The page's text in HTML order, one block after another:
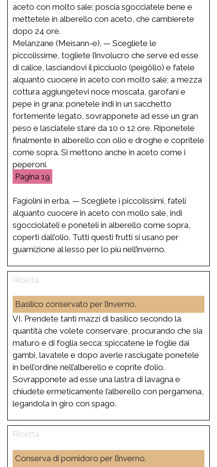
aceto con molto sale; poscia sgocciatele bene e
mettetele in alberello con aceto, che cambierete
dopo 24 ore.
Melanzane (Meìsann-e). — Scegliete le
piccolissime, togliete l’involucro che serve ed esse
di calice, lasciandovi il picciuolo (peìgôllo) e fatele
alquanto cuocere in aceto con molto sale; a mezza
cottura aggiungetevi noce moscata, garofani e
pepe in grana; ponetele indi in un sacchetto
fortemente legato, sovrapponete ad esse un gran
peso e lasciatele stare da 10 o 12 ore. Riponetele
finalmente in alberello con olio e droghe e copritele
come sopra. Si mettono anche in aceto come i
peperoni.
19
Fagiolini in erba. — Scegliete i piccolissimi, fateli
alquanto cuocere in aceto con mollo sale, indi
sgocciolateli e poneteli in alberello come sopra,
coperti dall’olio. Tutti questi frutti si usano per
guarnizione al lesso per lo più nell’inverno.
Basilico conservato per l’inverno.
VI. Prendete tanti mazzi di basilico secondo la
quantità che volete conservare, procurando che sia
maturo e di foglia secca; spiccatene le foglie dai
gambi, lavatele e dopo averle rasciugate ponetele
in bell’ordine nell’alberello e coprite d’olio.
Sovrapponete ad esse una lastra di lavagna e
chiudete ermeticamente l’alberello con pergamena,
legandola in giro con spago.
Conserva di pomidoro per l’inverno.